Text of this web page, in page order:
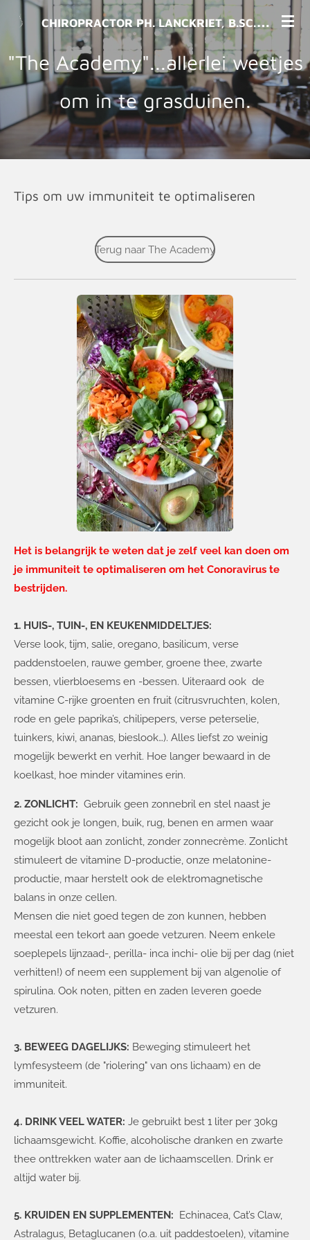
Ga
hoofdinhoud
C
HIROPRACTOR PH. LANCKRIET, B.SC., D.C.
"The Academy"...allerlei weetjes
om in te grasduinen.
Tips om uw immuniteit te optimaliseren
Terug naar The Academy
Het is belangrijk te weten dat je zelf veel kan doen om
je immuniteit te optimaliseren om het Conoravirus te
bestrijden.
1. HUIS-, TUIN-, EN KEUKENMIDDELTJES:
Verse look, tijm, salie, oregano, basilicum, verse
paddenstoelen, rauwe gember, groene thee, zwarte
bessen, vlierbloesems en -bessen. Uiteraard ook de
vitamine C-rijke groenten en fruit (citrusvruchten, kolen,
rode en gele paprika’s, chilipepers, verse peterselie,
tuinkers, kiwi, ananas, bieslook…). Alles liefst zo weinig
mogelijk bewerkt en verhit. Hoe langer bewaard in de
koelkast, hoe minder vitamines erin.
2. ZONLICHT: Gebruik geen zonnebril en stel naast je
gezicht ook je longen, buik, rug, benen en armen waar
mogelijk bloot aan zonlicht, zonder zonnecrème. Zonlicht
stimuleert de vitamine D-productie, onze melatonine-
productie, maar herstelt ook de elektromagnetische
balans in onze cellen.
Mensen die niet goed tegen de zon kunnen, hebben
meestal een tekort aan goede vetzuren. Neem enkele
soeplepels lijnzaad-, perilla- inca inchi- olie bij per dag (niet
verhitten!) of neem een supplement bij van algenolie of
spirulina. Ook noten, pitten en zaden leveren goede
vetzuren.
3. BEWEEG DAGELIJKS: Beweging stimuleert het
lymfesysteem (de "riolering" van ons lichaam) en de
immuniteit.
4. DRINK VEEL WATER: Je gebruikt best 1 liter per 30kg
lichaamsgewicht. Koffie, alcoholische dranken en zwarte
thee onttrekken water aan de lichaamscellen. Drink er
altijd water bij.
5. KRUIDEN EN SUPPLEMENTEN: Echinacea, Cat’s Claw,
Astralagus, Betaglucanen (o.a. uit paddestoelen), vitamine